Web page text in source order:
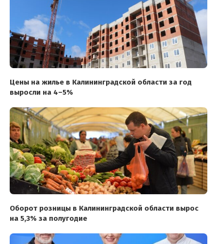
Цены на жилье в Калининградской области за год
выросли на 4–5%
Оборот розницы в Калининградской области вырос
на 5,3% за полугодие